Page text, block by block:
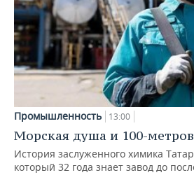
Промышленность 13:00
Морская душа и 100-
История заслуженного химика
который 32 года знает завод до